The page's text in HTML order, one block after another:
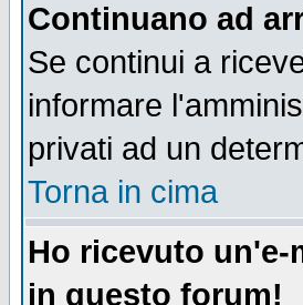
Continuano ad
Se continui a
informare
privati ad un
Torna in cima
Ho ricevuto
in questo forum!